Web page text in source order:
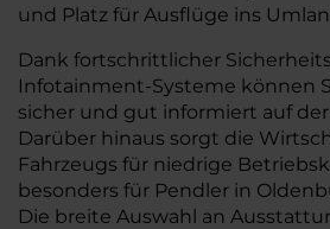
und Platz für Ausflüge ins
Dank fortschrittlicher
Infotainment-Systeme können
sicher und gut informiert auf
Darüber hinaus sorgt die
Fahrzeugs für niedrige
besonders für Pendler in
Die breite Auswahl an